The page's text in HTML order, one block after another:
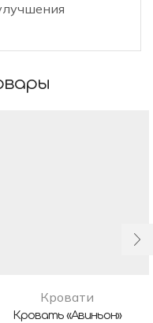
Кровати
Кровать «Авиньон»